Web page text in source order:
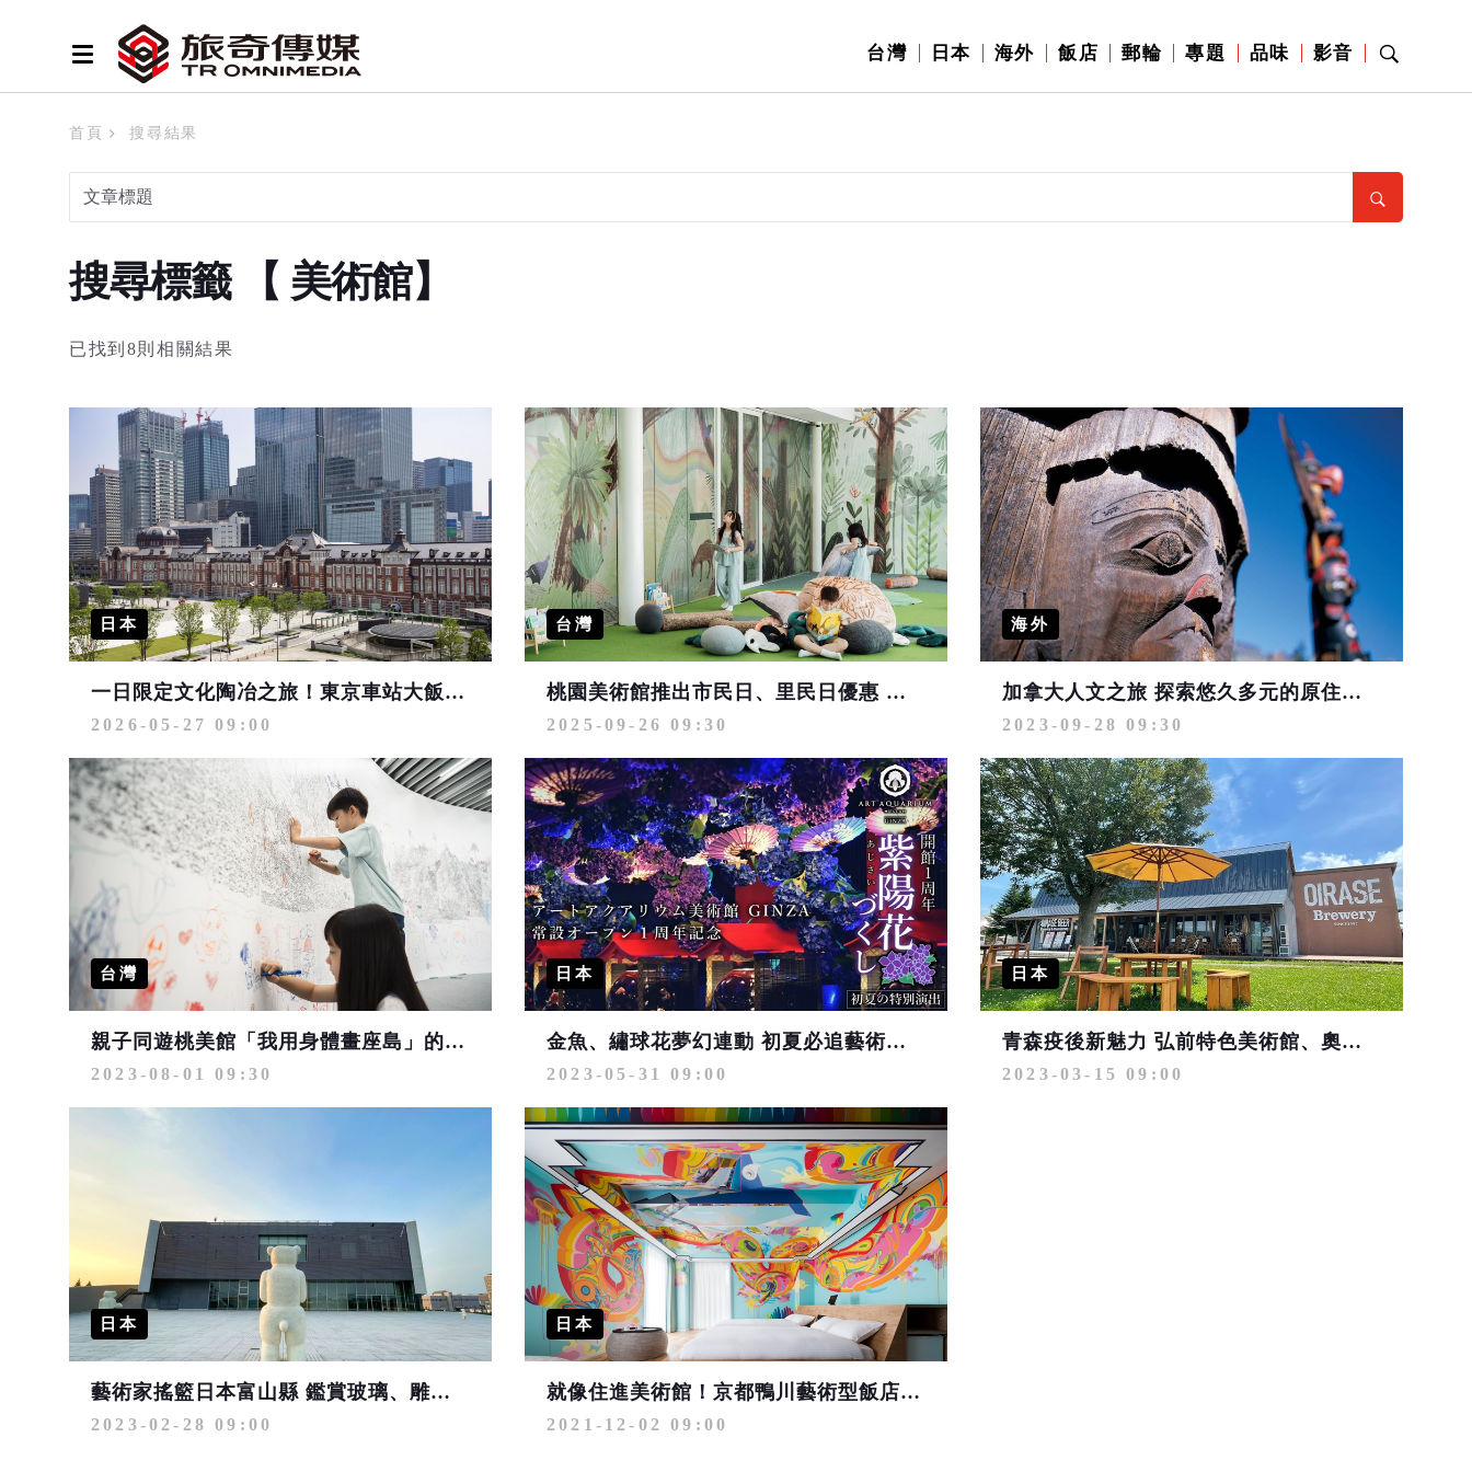
台灣 日本 海外 飯店 郵輪 專題 品味 影音
首頁 搜尋結果
搜尋標籤 【 美術館】
已找到8則相關結果
日本
一日限定文化陶冶之旅！東京車站大飯店「包場百年美術館」與頂級午餐饗宴
2026-05-27 09:00
台灣
桃園美術館推出市民日、里民日優惠 邀約親近生活中藝術
2025-09-26 09:30
海外
加拿大人文之旅 探索悠久多元的原住民藝術
2023-09-28 09:30
台灣
親子同遊桃美館「我用身體畫座島」的科技.遊戲.互動藝術
2023-08-01 09:30
日本
金魚、繡球花夢幻連動 初夏必追藝術展在東京銀座
2023-05-31 09:00
日本
青森疫後新魅力 弘前特色美術館、奧入瀨Roman Park
2023-03-15 09:00
日本
藝術家搖籃日本富山縣 鑑賞玻璃、雕刻來趟文青之旅
2023-02-28 09:00
日本
就像住進美術館！京都鴨川藝術型飯店31間主題房超吸睛
2021-12-02 09:00